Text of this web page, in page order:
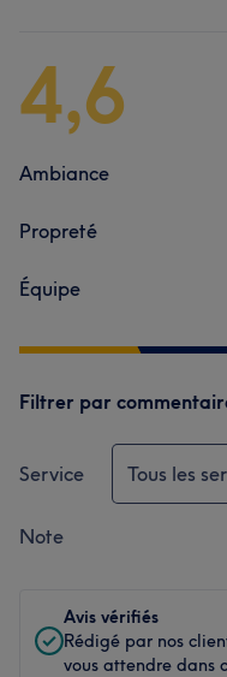
4,6
Ambiance
Propreté
Équipe
Filtrer par
Service Tous les
Note
Avis vérifiés
Rédigé par nos
vous attendre dans